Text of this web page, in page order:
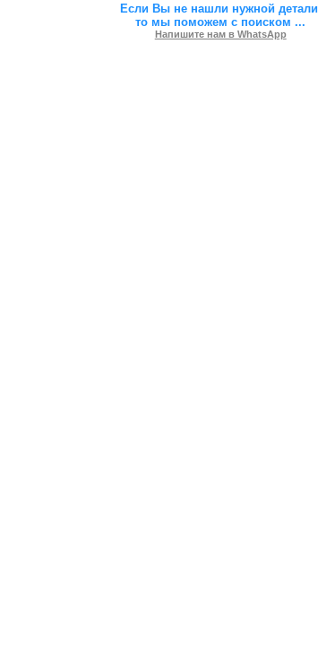
Если Вы не нашли нужной
то мы поможем с поиском...
Напишите нам в WhatsApp